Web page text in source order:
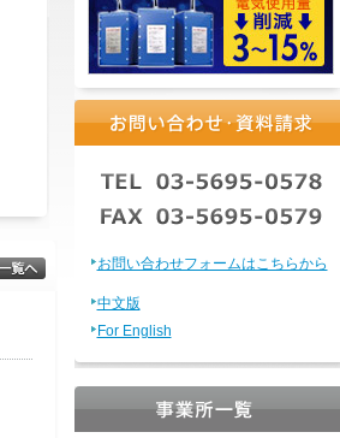
お問い合わせフォームはこちらから
中文版
For English